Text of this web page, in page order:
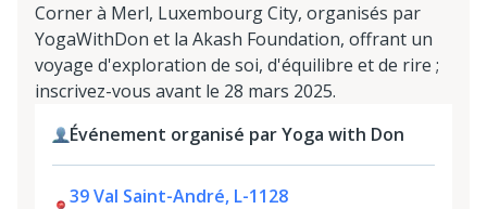
Corner à Merl, Luxembourg City, organisés par
YogaWithDon et la Akash Foundation, offrant un
voyage d'exploration de soi, d'équilibre et de rire ;
inscrivez-vous avant le 28 mars 2025.
Événement organisé par Yoga with Don
39 Val Saint-André, L-1128